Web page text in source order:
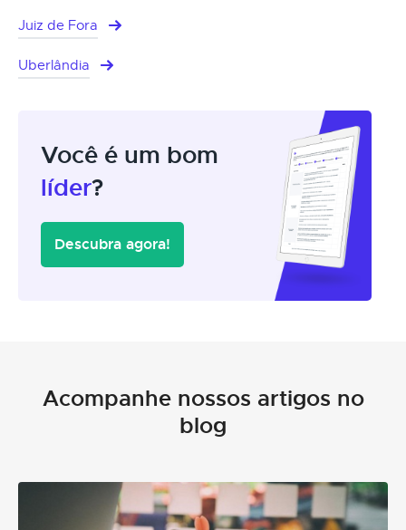
Juiz de Fora
Uberlândia
Você é um bom
líder?
Descubra agora!
Acompanhe nossos artigos no
blog